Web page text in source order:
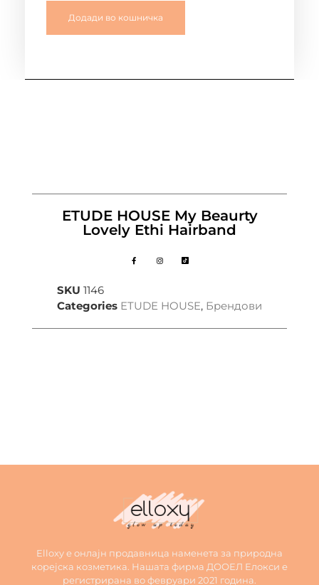
Додади во кошничка
ETUDE HOUSE My Beaurty
Lovely Ethi Hairband
SKU 1146
Categories ETUDE HOUSE, Брендови
Elloxy е онлајн продавница наменета за природна
корејска козметика. Нашата фирма ДООЕЛ Елокси е
регистрирана во февруари 2021 година.